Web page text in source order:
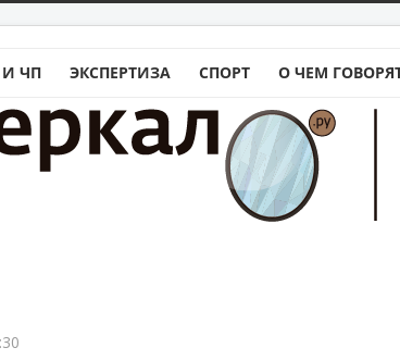
ЧП ЭКСПЕРТИЗА СПОРТ О ЧЕМ